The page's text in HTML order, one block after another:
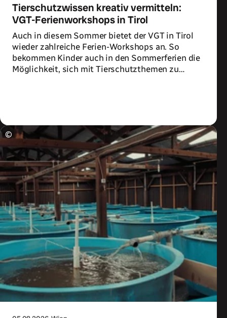
Tierschutzwissen kreativ vermitteln:
VGT-Ferienworkshops in Tirol
Auch in diesem Sommer bietet der VGT in Tirol
wieder zahlreiche Ferien-Workshops an. So
bekommen Kinder auch in den Sommerferien die
Möglichkeit, sich mit Tierschutzthemen zu
©